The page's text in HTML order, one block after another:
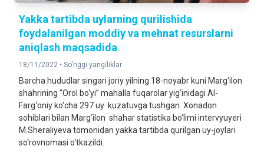
Yakka tartibda uylarning qurilishida
foydalanilgan moddiy va mehnat resurslarni
aniqlash maqsadida
18/11/2022 • So'nggi yangiliklar
Barcha hududlar singari joriy yilning 18-noyabr kuni Marg‘ilon
shahrining “Orol bo‘yi” mahalla fuqarolar yig‘inidagi Al-
Farg‘oniy ko‘cha 297 uy kuzatuvga tushgan. Xonadon
sohiblari bilan Marg‘ilon shahar statistika bo‘limi intervyuyeri
M.Sheraliyeva tomonidan yakka tartibda qurilgan uy-joylari
so‘rovnomasi o‘tkazildi.